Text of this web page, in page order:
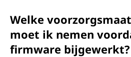
Welke
moet ik nemen
firmware bijgewerkt?